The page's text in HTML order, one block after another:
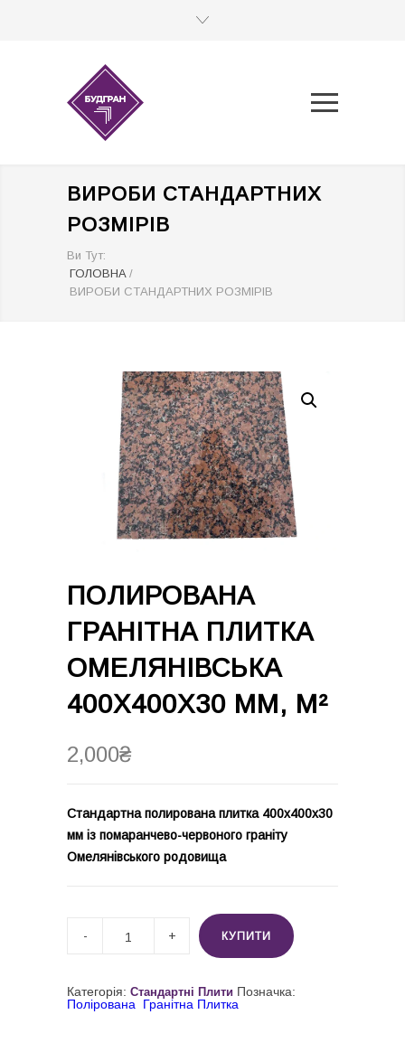
ВИРОБИ СТАНДАРТНИХ
РОЗМІРІВ
Ви Тут:
ГОЛОВНА /
ВИРОБИ СТАНДАРТНИХ РОЗМІРІВ
ПОЛИРОВАНА
ГРАНІТНА ПЛИТКА
ОМЕЛЯНІВСЬКА
400Х400Х30 ММ, М²
2,000₴
Стандартна полирована плитка 400х400х30
мм із помаранчево-червоного граніту
Омелянівського родовища
Гранітна
мм,
м²
quantity
КУПИТИ
Категорія: Стандартні Плити Позначка:
Полірована Гранітна Плитка